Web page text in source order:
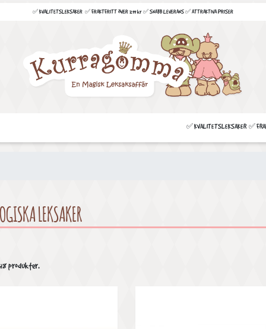
✅ KVALITETSLEKSAKER ✅ FRAKTFRITT ÖVER 299 kr ✅ SNABB LEVERANS ✅ ATTRAKTIVA PRISER
✅ KVALITETSLEKSAKER ✅
LEKSAKER
produkter.